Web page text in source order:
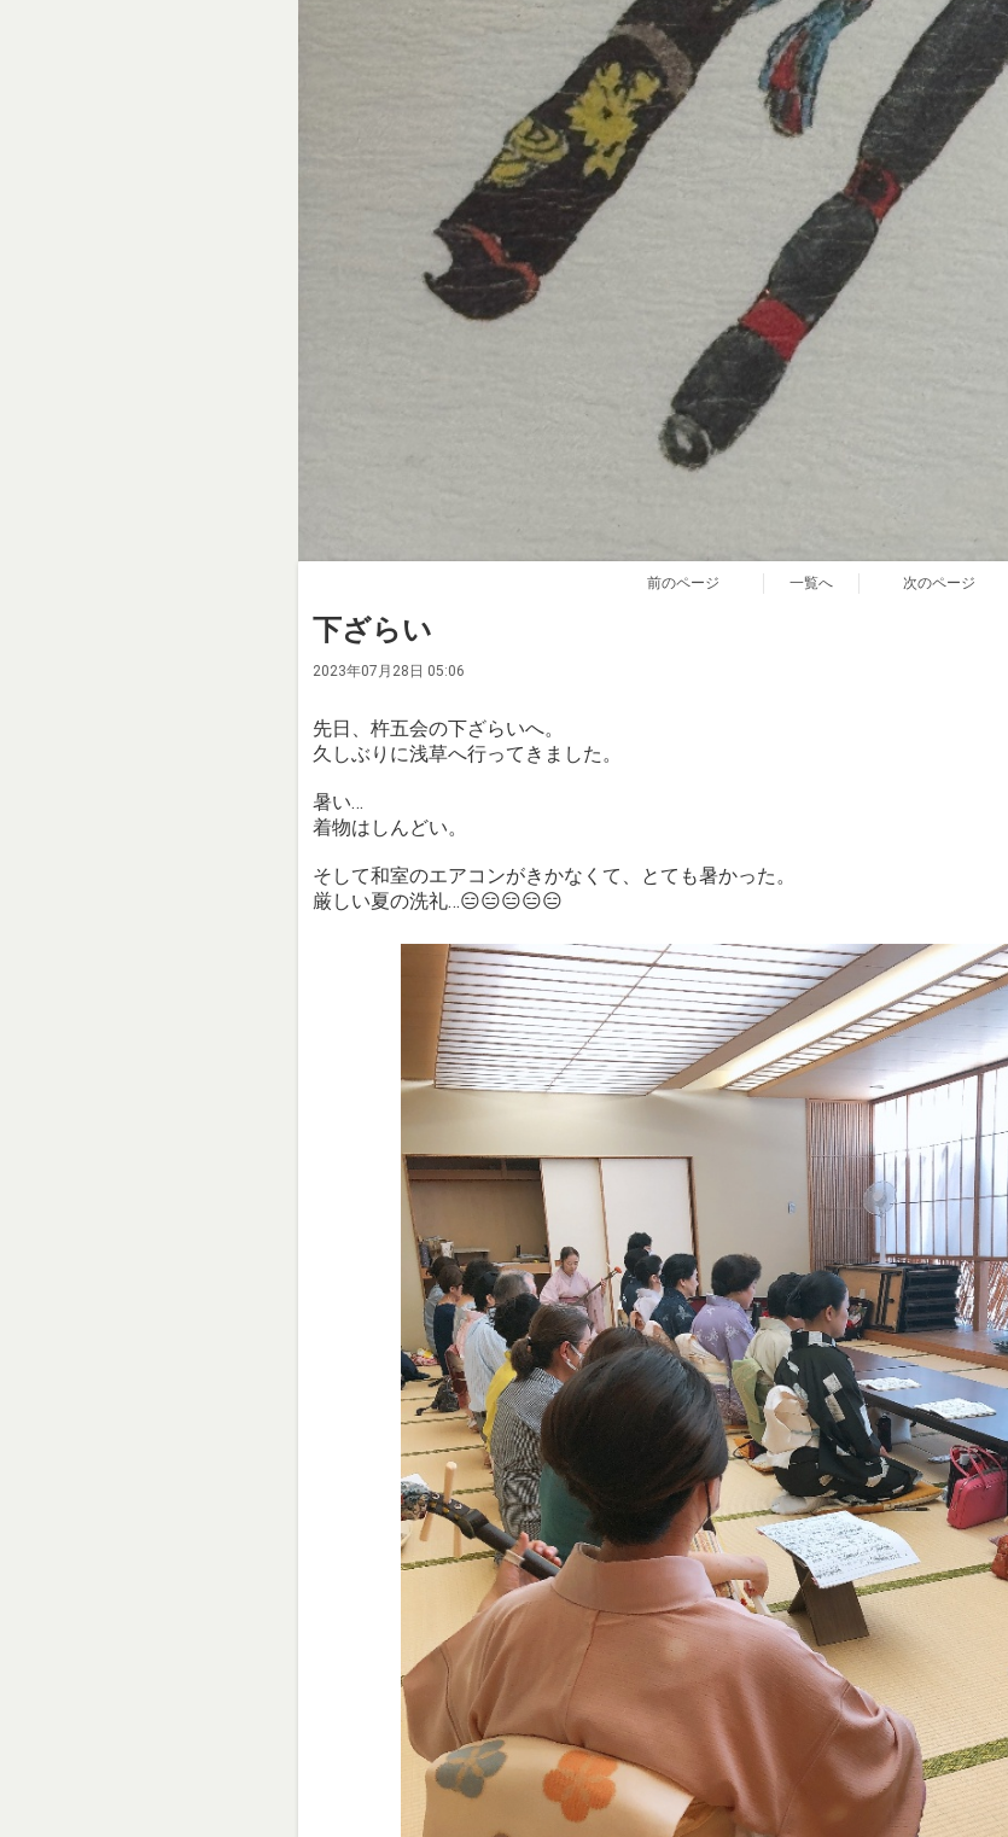
前のページ 一覧へ 次のページ
下ざらい
2023年07月28日 05:06
先日、杵五会の下ざらいへ。
久しぶりに浅草へ行ってきました。
暑い…
着物はしんどい。
そして和室のエアコンがきかなくて、とても暑かった。
厳しい夏の洗礼…😑😑😑😑😑